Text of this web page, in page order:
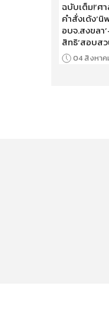
ฉบับเต็ม!‘ศ
คำสั่งเด้ง‘นิ
อบจ.สงขลา
สิทธิ‘สอบสว
04 สิงหาค